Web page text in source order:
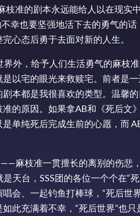
准的剧本永远能给人以在现实
也要坚强地活下去的勇气的话
心态后勇于去面对新的人生。
外，给予人们生活勇气的麻枝
以宅的眼光来救赎宅。前者是
本都是我很喜欢的类型。温馨
的原因。如果拿AB和《死后文
单纯死后完成生前的心愿，而
麻枝准一贯擅长的离别的伤悲
天台，SSS团的各位一个个在“
会、一起钓鱼打棒球，“死后世
此充满着不幸，“死后世界”也